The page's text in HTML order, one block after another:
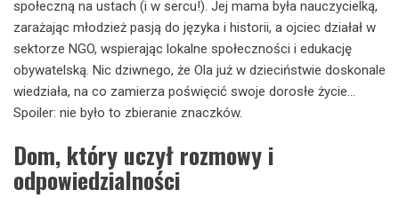
społeczną na ustach (i w sercu!). Jej mama była nauczycielką,
zarażając młodzież pasją do języka i historii, a ojciec działał w
sektorze NGO, wspierając lokalne społeczności i edukację
obywatelską. Nic dziwnego, że Ola już w dzieciństwie doskonale
wiedziała, na co zamierza poświęcić swoje dorosłe życie…
Spoiler: nie było to zbieranie znaczków.
Dom, który uczył rozmowy i
odpowiedzialności